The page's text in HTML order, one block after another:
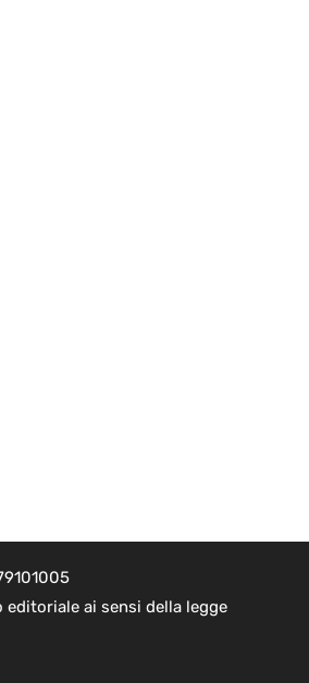
ai sensi della legge